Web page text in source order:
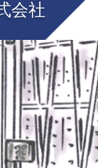
会社